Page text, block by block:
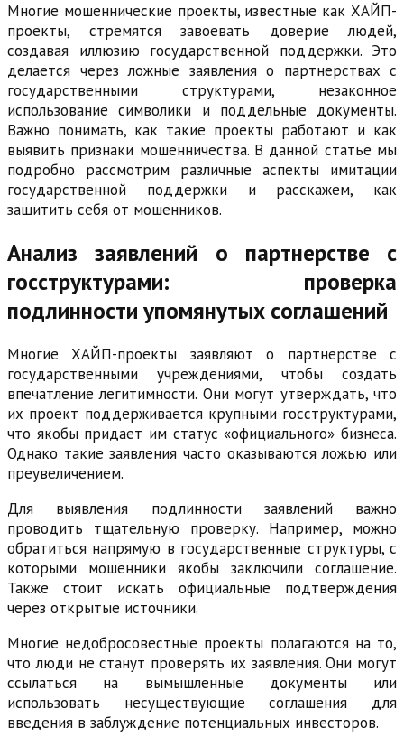
Многие мошеннические проекты, известные как ХАЙП-
проекты, стремятся завоевать доверие людей,
создавая иллюзию государственной поддержки. Это
делается через ложные заявления о партнерствах с
государственными структурами, незаконное
использование символики и поддельные документы.
Важно понимать, как такие проекты работают и как
выявить признаки мошенничества. В данной статье мы
подробно рассмотрим различные аспекты имитации
государственной поддержки и расскажем, как
защитить себя от мошенников.
Анализ заявлений о партнерстве с
госструктурами: проверка
подлинности упомянутых соглашений
Многие ХАЙП-проекты заявляют о партнерстве с
государственными учреждениями, чтобы создать
впечатление легитимности. Они могут утверждать, что
их проект поддерживается крупными госструктурами,
что якобы придает им статус «официального» бизнеса.
Однако такие заявления часто оказываются ложью или
преувеличением.
Для выявления подлинности заявлений важно
проводить тщательную проверку. Например, можно
обратиться напрямую в государственные структуры, с
которыми мошенники якобы заключили соглашение.
Также стоит искать официальные подтверждения
через открытые источники.
Многие недобросовестные проекты полагаются на то,
что люди не станут проверять их заявления. Они могут
ссылаться на вымышленные документы или
использовать несуществующие соглашения для
введения в заблуждение потенциальных инвесторов.